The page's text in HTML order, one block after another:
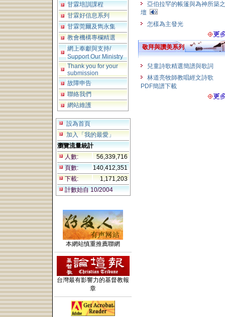
甘霖培訓課程
甘霖好信息系列
甘霖莞爾及雋永集
教會機構專欄精選
網上奉獻與支持/
Support Our Ministry
Thank you for your
submission
故障申告
聯絡我們
網站維護
設為首頁
加入「我的最愛」
瀏覽流量統計
人數:
56,339,716
頁數:
140,412,351
下載:
1,171,203
計數始自 10/2004
本網站慎重推薦聯網
台灣最有影響力的基督教報
章
亞伯拉罕的帳篷與為神所築之
壇
怎樣為主發光
敬拜與讚美系列
兒童詩歌精選簡譜與歌詞
林道亮牧師教唱經文詩歌
PDF簡譜下載